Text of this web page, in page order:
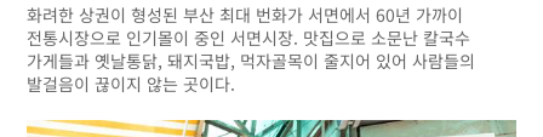
화려한 상권이 형성된 부산 최대 번화가 서면에서 60년 가까이
전통시장으로 인기몰이 중인 서면시장. 맛집으로 소문난 칼국수
가게들과 옛날통닭, 돼지국밥, 먹자골목이 줄지어 있어 사람들의
발걸음이 끊이지 않는 곳이다.